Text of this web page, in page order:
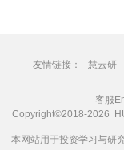
友情链接： 慧云研
客服
Copyright©2018-2026
本网站用于投资学习与研